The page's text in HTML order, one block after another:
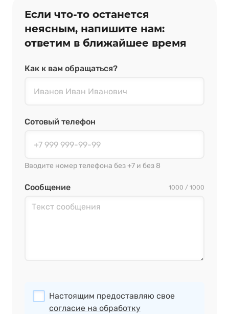
Если что‑то останется
неясным, напишите нам:
ответим в ближайшее время
Как к вам обращаться?
Сотовый телефон
Вводите номер телефона без +7 и без 8
Сообщение 1000 / 1000
Настоящим предоставляю свое
согласие на обработку